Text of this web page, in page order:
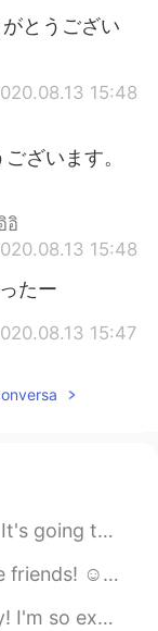
とうござい
15:48
ざいます。
อิ
15:48
たー
15:47
る情報
prepared b...
yelling "Josh! I'm hu...
a lot hopefully I ca...